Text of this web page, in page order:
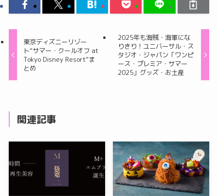
東京ディズニーリゾー
ト“サマー・クールオフ at
Tokyo Disney Resort”ま
とめ
2025年も海賊・海軍にな
りきり！ユニバーサル・ス
タジオ・ジャパン「ワンピ
ース・プレミア・サマー
2025」グッズ・お土産
関連記事